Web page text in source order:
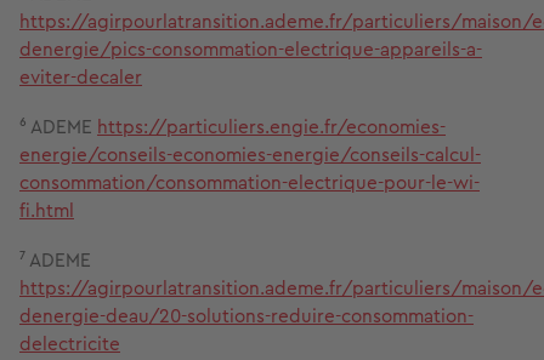
https://agirpourlatransition.ademe.fr/particuliers/maison/
denergie/pics-consommation-electrique-appareils-a-
eviter-decaler
⁶ ADEME https://particuliers.engie.fr/economies-
energie/conseils-economies-energie/conseils-calcul-
consommation/consommation-electrique-pour-le-wi-
fi.html
⁷ ADEME
https://agirpourlatransition.ademe.fr/particuliers/maison/
denergie-deau/20-solutions-reduire-consommation-
delectricite